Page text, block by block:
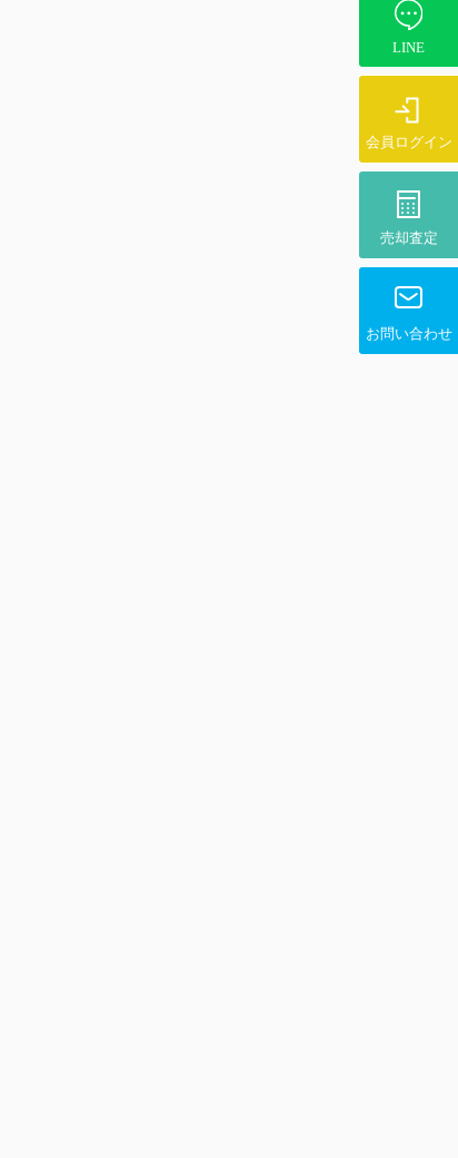
LINE
会員ログイン
売却査定
お問い合わせ